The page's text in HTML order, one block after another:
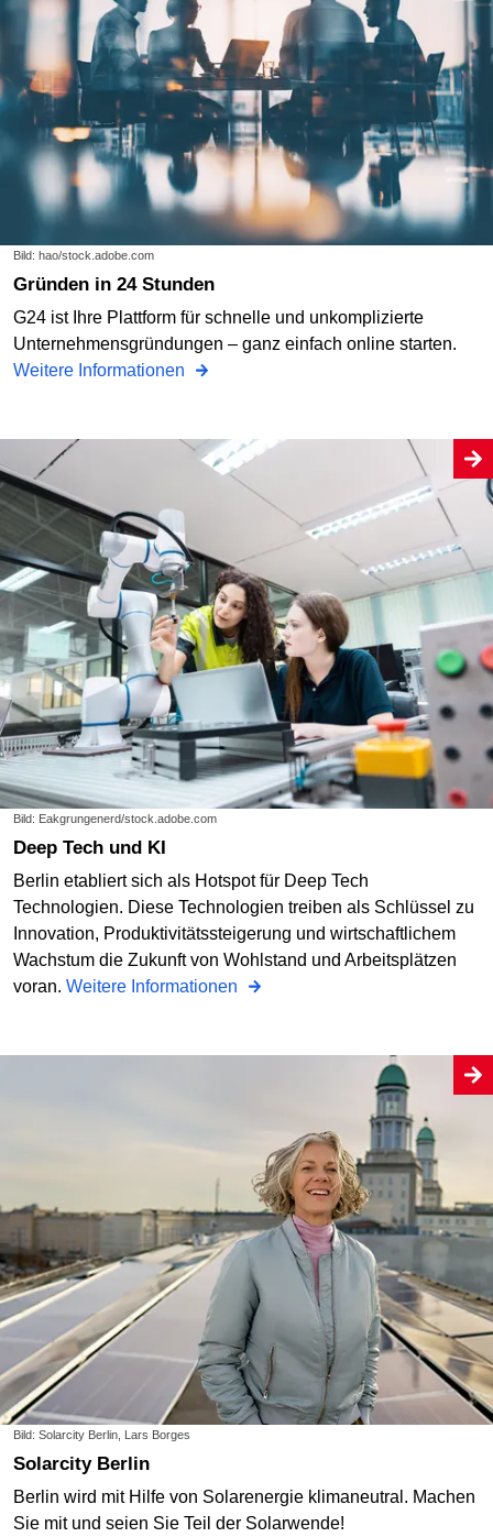
Bild: hao/stock.adobe.com
Gründen in 24 Stunden
G24 ist Ihre Plattform für schnelle und unkomplizierte
Unternehmensgründungen – ganz einfach online starten.
Weitere Informationen
Bild: Eakgrungenerd/stock.adobe.com
Deep Tech und KI
Berlin etabliert sich als Hotspot für Deep Tech
Technologien. Diese Technologien treiben als Schlüssel zu
Innovation, Produktivitätssteigerung und wirtschaftlichem
Wachstum die Zukunft von Wohlstand und Arbeitsplätzen
voran. Weitere Informationen
Bild: Solarcity Berlin, Lars Borges
Solarcity Berlin
Berlin wird mit Hilfe von Solarenergie klimaneutral. Machen
Sie mit und seien Sie Teil der Solarwende!